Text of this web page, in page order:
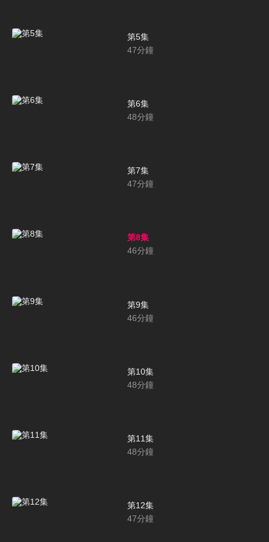
第5集
47分鐘
第6集
48分鐘
第7集
47分鐘
第8集
46分鐘
第9集
46分鐘
第10集
48分鐘
第11集
48分鐘
第12集
47分鐘